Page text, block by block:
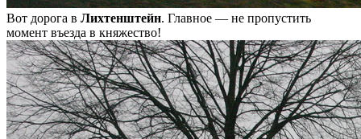
Вот дорога в Лихтенштейн. Главное — не пропустить
момент въезда в княжество!